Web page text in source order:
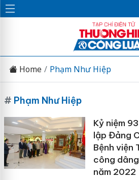
Home Phạm Như Hiệp
# Phạm Như Hiệp
Kỷ niệm
lập Đảng
Bệnh viện
công
năm 2022